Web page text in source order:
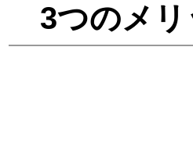
3つのメリ